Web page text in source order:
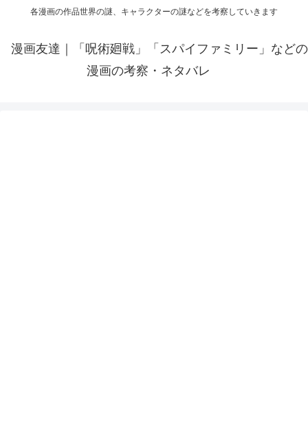
各漫画の作品世界の謎、キャラクターの謎などを考察していきます
漫画友達｜「呪術廻戦」「スパイファミリー」などの
漫画の考察・ネタバレ